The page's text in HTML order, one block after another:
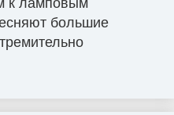
к ламповым
большие